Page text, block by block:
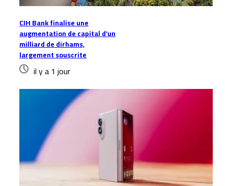
CIH Bank finalise une
augmentation de capital d’un
milliard de dirhams,
largement souscrite
il y a 1 jour